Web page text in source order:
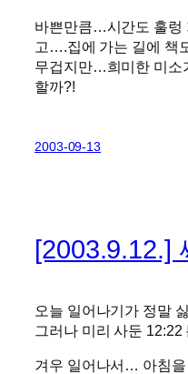
바쁜만큼…시간도 훌렁
고….집에 가는 길에 책
무겁지만…희미한 미소
할까?!
2003-09-13
[2003.9.12.]
오늘 일어나기가 정말
그러나 미리 사둔
겨우 일어나서… 아침을